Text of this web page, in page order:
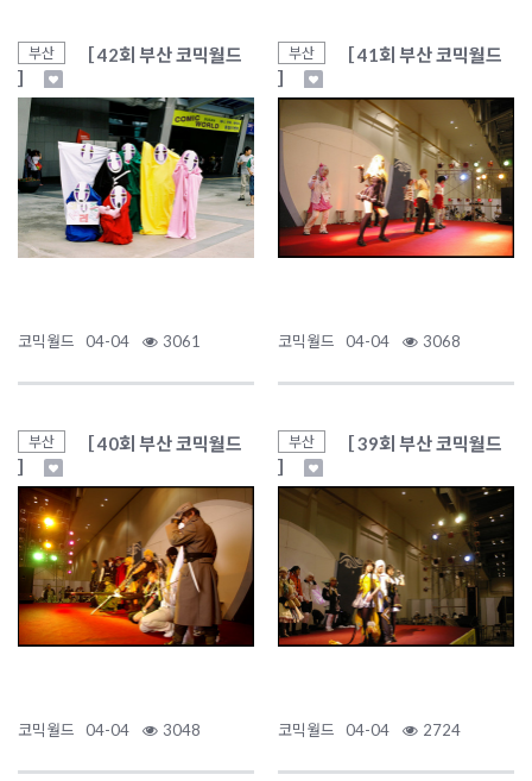
부산
［ 42회 부산 코믹월드
］
코믹월드 04-04 3061
부산
［ 41회 부산 코믹월드
］
코믹월드 04-04 3068
부산
［ 40회 부산 코믹월드
］
코믹월드 04-04 3048
부산
［ 39회 부산 코믹월드
］
코믹월드 04-04 2724